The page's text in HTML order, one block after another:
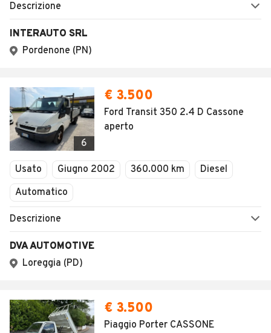
Descrizione
INTERAUTO SRL
Pordenone (PN)
6
€ 3.500
Ford Transit 350 2.4 D Cassone
aperto
Usato Giugno 2002 360.000 km
Diesel
Automatico
Descrizione
DVA AUTOMOTIVE
Loreggia (PD)
€ 3.500
Piaggio Porter CASSONE